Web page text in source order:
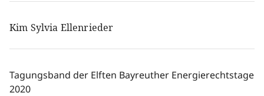
Kim Sylvia Ellenrieder
Tagungsband der Elften Bayreuther Energierechtstage
2020